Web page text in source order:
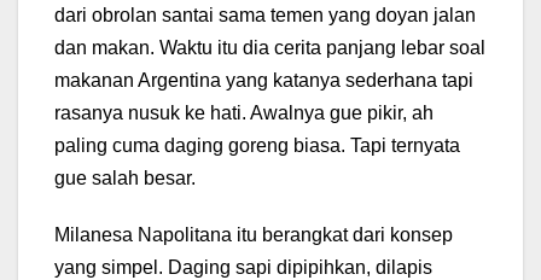
dari obrolan santai sama temen yang doyan jalan
dan makan. Waktu itu dia cerita panjang lebar soal
makanan Argentina yang katanya sederhana tapi
rasanya nusuk ke hati. Awalnya gue pikir, ah
paling cuma daging goreng biasa. Tapi ternyata
gue salah besar.
Milanesa Napolitana itu berangkat dari konsep
yang simpel. Daging sapi dipipihkan, dilapis